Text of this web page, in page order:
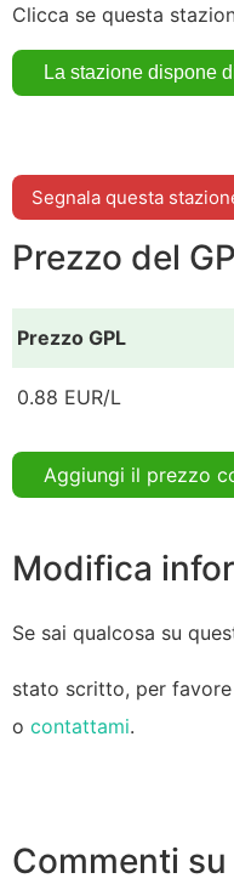
Clicca se questa
Segnala questa
Prezzo del
Prezzo GPL
0.88 EUR/L
Aggiungi il prezzo
Modifica
Se sai qualcosa su
stato scritto, per favore
o contattami.
Commenti